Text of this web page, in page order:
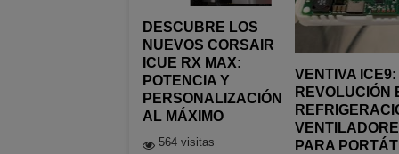
DESCUBRE LOS
NUEVOS CORSAIR
ICUE RX MAX:
POTENCIA Y
PERSONALIZACIÓN
AL MÁXIMO
564 visitas
VENTIVA
REVOLUCIÓN
PARA